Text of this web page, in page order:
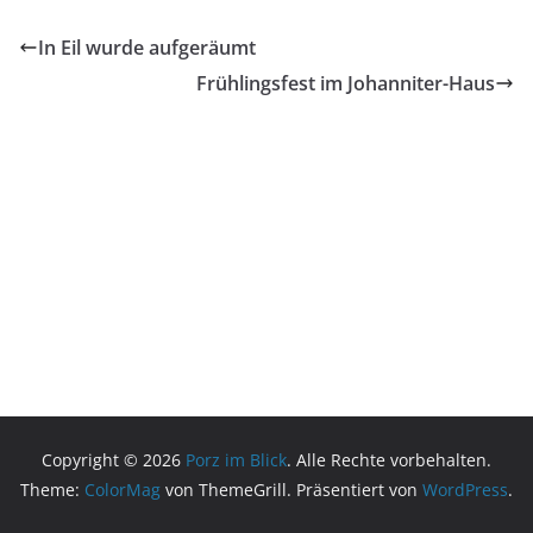
In Eil wurde aufgeräumt
Frühlingsfest im Johanniter-Haus
Copyright © 2026 Porz im Blick. Alle Rechte vorbehalten.
Theme: ColorMag von ThemeGrill. Präsentiert von WordPress.